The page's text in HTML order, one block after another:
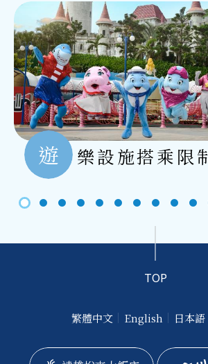
遊 樂設施搭乘限
TOP
繁體中文 English 日本語